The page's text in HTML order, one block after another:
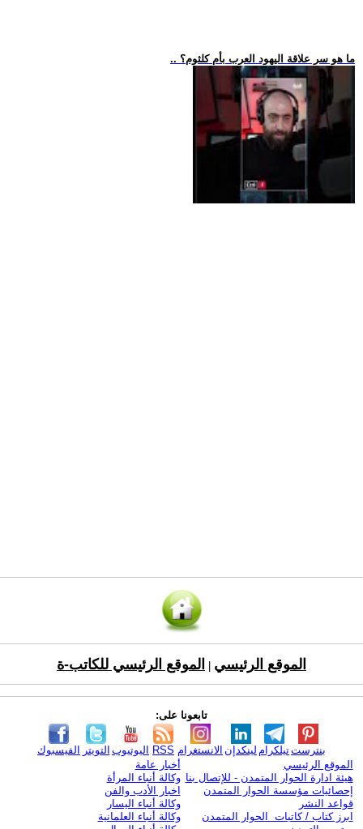
.. ما هو سر علاقة اليهود العرب بأم كلثوم؟
الموقع الرئيسي الموقع الرئيسي للكاتب-ة
تابعونا على:
الفيسبوك التويتر اليوتيوب RSS الانستغرام لينكدإن تيلكرامبنترست
الموقع الرئيسي
هيئة ادارة الحوار المتمدن - للإتصال بنا
إحصائيات مؤسسة الحوار المتمدن
قواعد النشر
ابرز كتاب / كاتبات الحوار المتمدن
أخبار عامة
وكالة أنباء المرأة
اخبار الأدب والفن
وكالة أنباء اليسار
وكالة أنباء العلمانية